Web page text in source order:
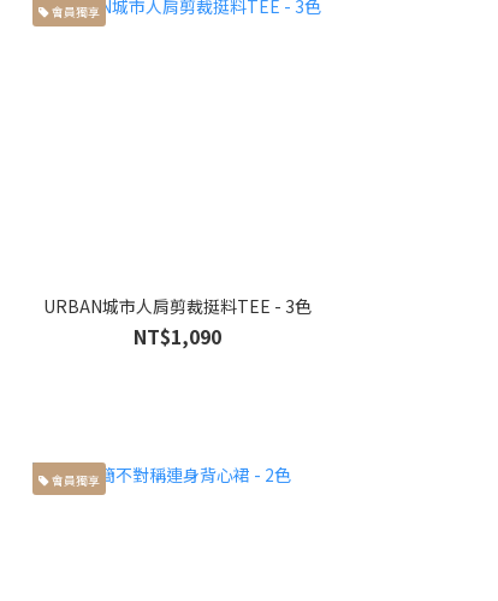
會員獨享
URBAN城市人肩剪裁挺料TEE - 3色
NT$1,090
會員獨享